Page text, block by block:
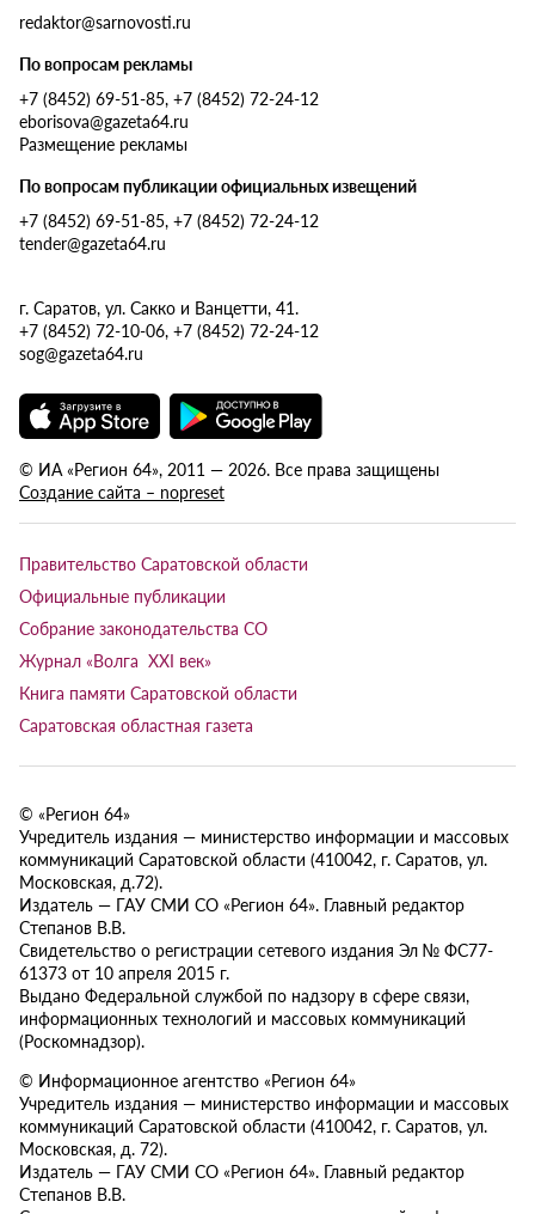
redaktor@sarnovosti.ru
По вопросам рекламы
+7 (8452) 69-51-85, +7 (8452) 72-24-12
eborisova@gazeta64.ru
Размещение рекламы
По вопросам публикации официальных извещений
+7 (8452) 69-51-85, +7 (8452) 72-24-12
tender@gazeta64.ru
г. Саратов, ул. Сакко и Ванцетти, 41.
+7 (8452) 72-10-06, +7 (8452) 72-24-12
sog@gazeta64.ru
© ИА «Регион 64», 2011 — 2026. Все права защищены
Создание сайта – nopreset
Правительство Саратовской области
Официальные публикации
Собрание законодательства СО
Журнал «Волга XXI век»
Книга памяти Саратовской области
Саратовская областная газета
© «Регион 64»
Учредитель издания — министерство информации и массовых
коммуникаций Саратовской области (410042, г. Саратов, ул.
Московская, д.72).
Издатель — ГАУ СМИ СО «Регион 64». Главный редактор
Степанов В.В.
Свидетельство о регистрации сетевого издания Эл № ФС77-
61373 от 10 апреля 2015 г.
Выдано Федеральной службой по надзору в сфере связи,
информационных технологий и массовых коммуникаций
(Роскомнадзор).
© Информационное агентство «Регион 64»
Учредитель издания — министерство информации и массовых
коммуникаций Саратовской области (410042, г. Саратов, ул.
Московская, д. 72).
Издатель — ГАУ СМИ СО «Регион 64». Главный редактор
Степанов В.В.